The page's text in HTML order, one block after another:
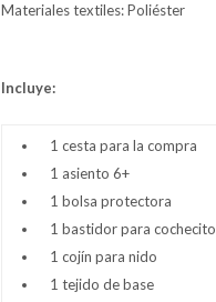
Materiales textiles: Poliéster
Incluye:
1 cesta para la compra
1 asiento 6+
1 bolsa protectora
1 bastidor para cochecito
1 cojín para nido
1 tejido de base